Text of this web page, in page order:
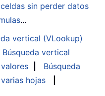
sin perder datos
...
vertical (VLookup)
Búsqueda vertical
Búsqueda
hojas